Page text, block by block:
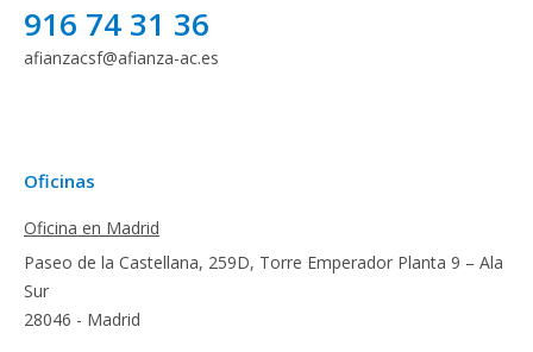
916 74 31 36
afianzacsf@afianza-ac.es
Oficinas
Oficina en Madrid
Paseo de la Castellana, 259D, Torre Emperador Planta 9 – Ala
Sur
28046 - Madrid